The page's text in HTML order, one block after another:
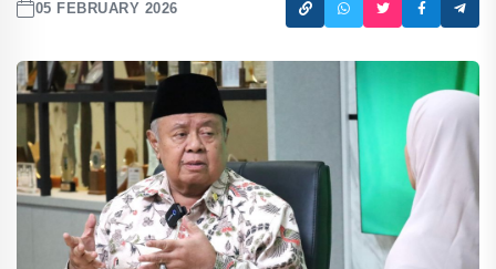
05 FEBRUARY 2026